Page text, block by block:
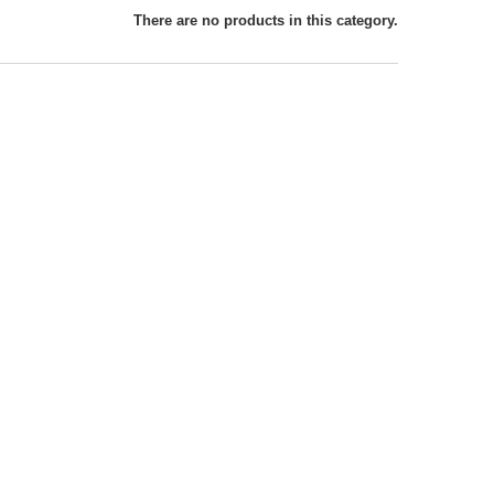
There are no products in this category.